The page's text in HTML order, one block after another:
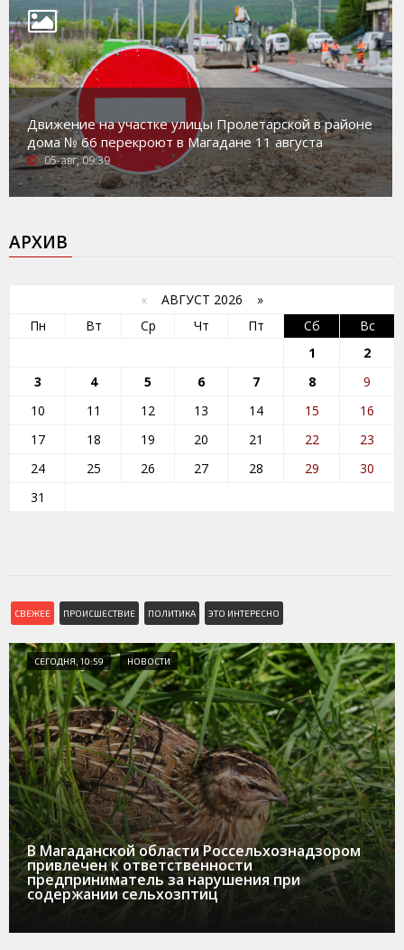
Движение на участке улицы Пролетарской в районе
дома № 66 перекроют в Магадане 11 августа
05-авг, 09:39
АРХИВ
« АВГУСТ 2026 »
Пн
Вт Ср Чт Пт Сб
Вс
1
2
3
4 5 6 7 8
9
10
11 12 13 14 15
16
17
18 19 20 21 22
23
24
25 26 27 28 29
30
31
СВЕЖЕЕ ПРОИСШЕСТВИЕ ПОЛИТИКА ЭТО ИНТЕРЕСНО
СЕГОДНЯ, 10:59 НОВОСТИ
В Магаданской области Россельхознадзором
привлечен к ответственности
предприниматель за нарушения при
содержании сельхозптиц